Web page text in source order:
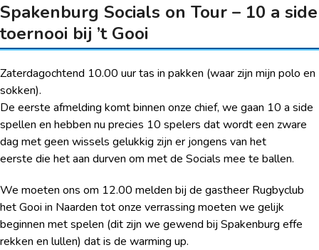
Spakenburg Socials on Tour – 10 a side
toernooi bij ’t Gooi
Zaterdagochtend 10.00 uur tas in pakken (waar zijn mijn polo en
sokken).
De eerste afmelding komt binnen onze chief, we gaan 10 a side
spellen en hebben nu precies 10 spelers dat wordt een zware
dag met geen wissels gelukkig zijn er jongens van het
eerste die het aan durven om met de Socials mee te ballen.
We moeten ons om 12.00 melden bij de gastheer Rugbyclub
het Gooi in Naarden tot onze verrassing moeten we gelijk
beginnen met spelen (dit zijn we gewend bij Spakenburg effe
rekken en lullen) dat is de warming up.